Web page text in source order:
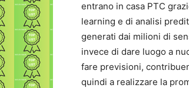
entrano in casa PTC
learning e di analisi
generati dai milioni di
invece di dare luogo a
fare previsioni,
quindi a realizzare la